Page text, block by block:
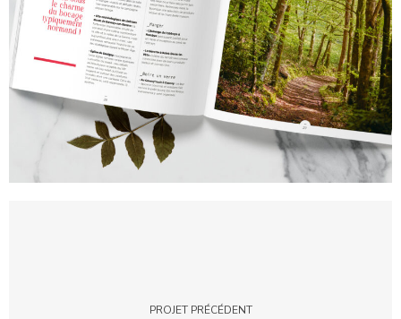
PROJET PRÉCÉDENT